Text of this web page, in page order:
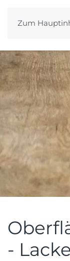
Zum
-